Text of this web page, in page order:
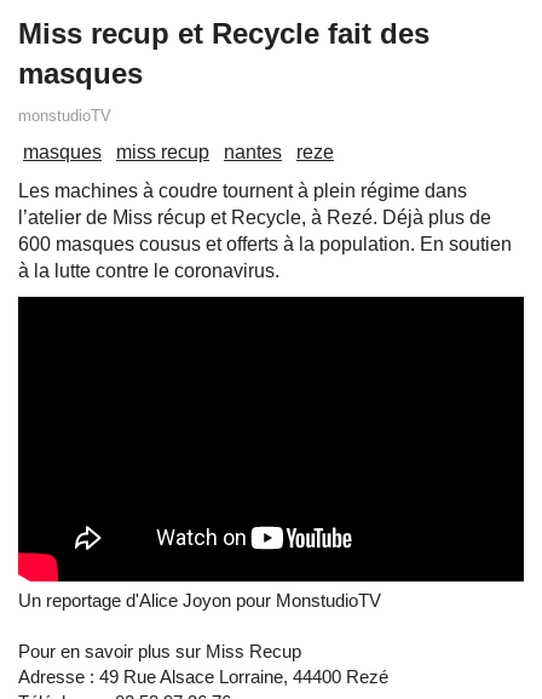
Miss recup et Recycle fait des
masques
monstudioTV
masques miss recup nantes
reze
Les machines à coudre tournent à plein régime dans
l’atelier de Miss récup et Recycle, à Rezé. Déjà plus de
600 masques cousus et offerts à la population. En soutien
à la lutte contre le coronavirus.
Un reportage d'Alice Joyon pour MonstudioTV
Pour en savoir plus sur Miss Recup
Adresse : 49 Rue Alsace Lorraine, 44400 Rezé